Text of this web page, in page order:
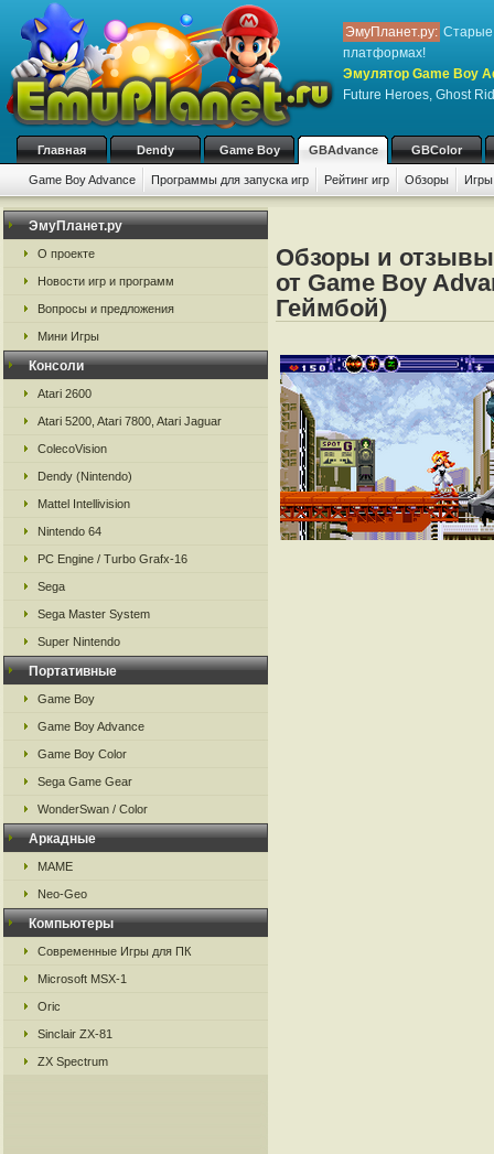
ЭмуПланет.ру: Старые
платформах!
Эмулятор Game Boy
Future Heroes, Ghost
Главная Dendy Game Boy GBAdvance GBColor
Game Boy Advance Программы для запуска игр Рейтинг игр Обзоры
ЭмуПланет.ру
О проекте
Новости игр и программ
Вопросы и предложения
Мини Игры
Консоли
Atari 2600
Atari 5200, Atari 7800, Atari Jaguar
ColecoVision
Dendy (Nintendo)
Mattel Intellivision
Nintendo 64
PC Engine / Turbo Grafx-16
Sega
Sega Master System
Super Nintendo
Портативные
Game Boy
Game Boy Advance
Game Boy Color
Sega Game Gear
WonderSwan / Color
Аркадные
MAME
Neo-Geo
Компьютеры
Современные Игры для ПК
Microsoft MSX-1
Oric
Sinclair ZX-81
ZX Spectrum
Обзоры и отзывы
от Game Boy
Геймбой)